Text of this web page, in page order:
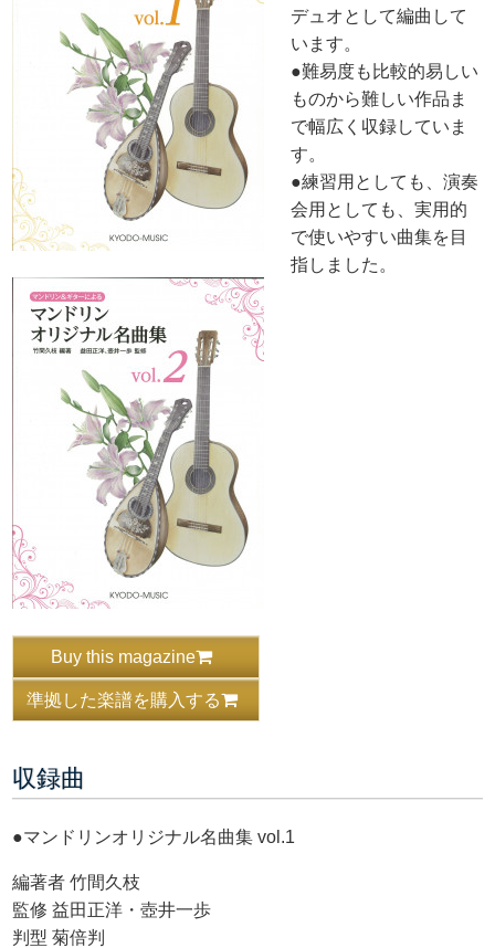
デュオとして編曲して
います。
●難易度も比較的易しい
ものから難しい作品ま
で幅広く収録していま
す。
●練習用としても、演奏
会用としても、実用的
で使いやすい曲集を目
指しました。
Buy this magazine
準拠した楽譜を購入する
収録曲
●マンドリンオリジナル名曲集 vol.1
編著者 竹間久枝
監修 益田正洋・壺井一歩
判型 菊倍判